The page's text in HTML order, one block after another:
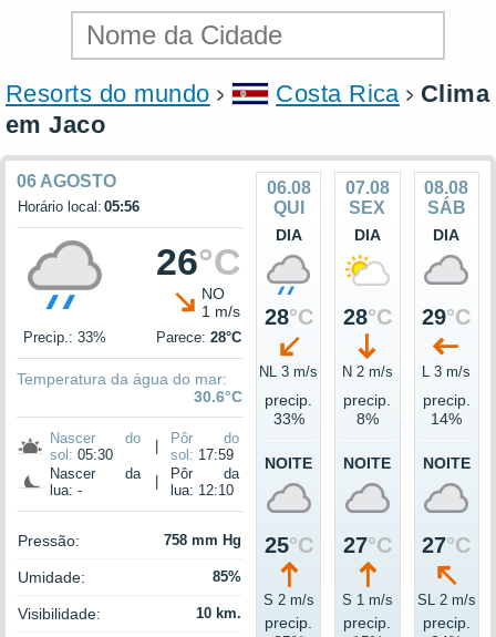
Resorts do mundo Costa Rica
Clima
em Jaco
06 AGOSTO
Horário local: 05:56
26°C
NO
1 m/s
Precip.: 33% Parece: 28°C
Temperatura da água do mar:
30.6°C
Nascer do
sol: 05:30
Pôr do
sol: 17:59
Nascer da
lua: -
Pôr da
lua: 12:10
Pressão: 758 mm Hg
Umidade: 85%
Visibilidade: 10 km.
06.08
QUI
DIA
28°C
NL 3 m/s
precip.
33%
NOITE
25°C
S 2 m/s
precip.
07.08
SEX
DIA
28°C
N 2 m/s
precip.
8%
NOITE
27°C
S 1 m/s
precip.
08.08
SÁB
DIA
29°C
L 3 m/s
precip.
14%
NOITE
27°C
SL 2 m/s
precip.